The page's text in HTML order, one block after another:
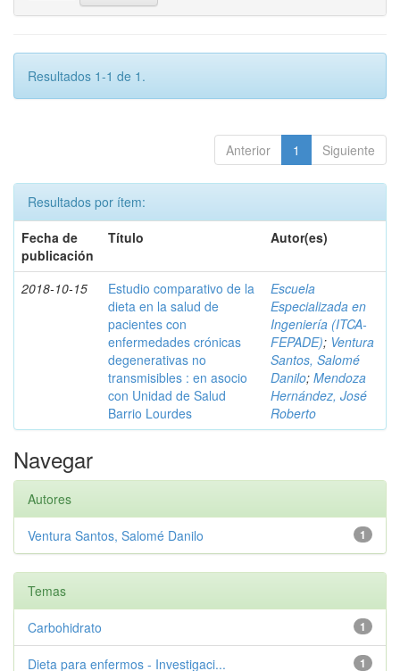
Resultados 1-1 de 1.
Anterior 1 Siguiente
Resultados por ítem:
Fecha de
publicación
Título Autor(es)
2018-10-15
Estudio comparativo de la
dieta en la salud de
pacientes con
enfermedades crónicas
degenerativas no
transmisibles : en asocio
con Unidad de Salud
Barrio Lourdes
Escuela
Especializada en
Ingeniería (ITCA-
FEPADE); Ventura
Santos, Salomé
Danilo; Mendoza
Hernández, José
Roberto
Navegar
Autores
1
Ventura Santos, Salomé Danilo
Temas
1
Carbohidrato
1
Dieta para enfermos - Investigaci...